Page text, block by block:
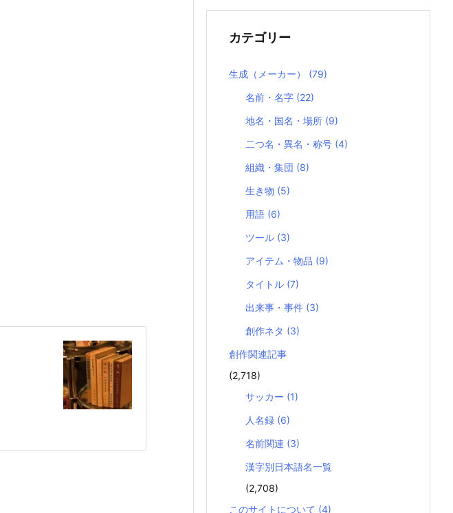
カテゴリー
生成（メーカー） (79)
名前・名字 (22)
地名・国名・場所 (9)
二つ名・異名・称号 (4)
組織・集団 (8)
生き物 (5)
用語 (6)
ツール (3)
アイテム・物品 (9)
タイトル (7)
出来事・事件 (3)
創作ネタ (3)
創作関連記事
(2,718)
サッカー (1)
人名録 (6)
名前関連 (3)
漢字別日本語名一覧
(2,708)
このサイトについて (4)